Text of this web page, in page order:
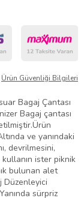
Ürün Güvenliği Bilgileri
Bagaj Çantası
Bagaj çantası
ve yanındaki
devrilmesini,
kullanın ister piknik
bulunan alet
Düzenleyici
sürpriz